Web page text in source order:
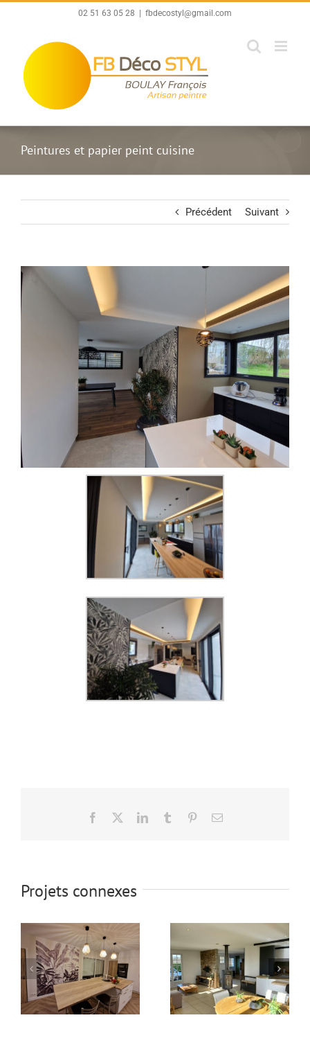
02 51 63 05 28 fbdecostyl@gmail.com
Peintures et papier peint cuisine
Précédent Suivant
View
Larger
Image
Facebook LinkedInTumblr PinterestEmail
Projets connexes
Peinture pièce
de vie
Peinture
cuisine